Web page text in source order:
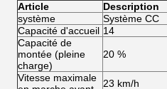
Article
Description
système
Système CC
Capacité d'accueil 14
Capacité de
montée (pleine
charge)
20 %
Vitesse maximale
23 km/h